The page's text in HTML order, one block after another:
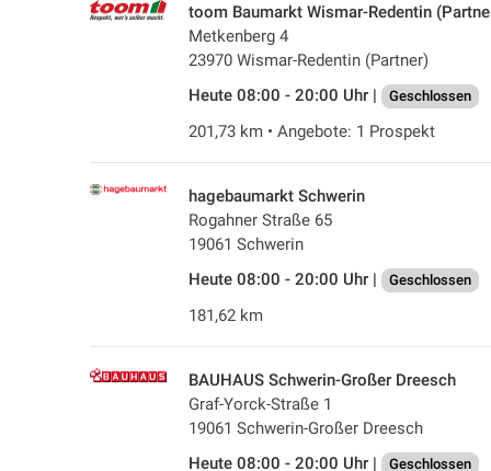
toom Baumarkt Wismar-Redentin
Metkenberg 4
23970 Wismar-Redentin (Partner)
Heute 08:00 - 20:00 Uhr |
Geschlossen
201,73 km • Angebote: 1 Prospekt
hagebaumarkt Schwerin
Rogahner Straße 65
19061 Schwerin
Heute 08:00 - 20:00 Uhr |
Geschlossen
181,62 km
BAUHAUS Schwerin-Großer Dreesch
Graf-Yorck-Straße 1
19061 Schwerin-Großer Dreesch
Heute 08:00 - 20:00 Uhr |
Geschlossen